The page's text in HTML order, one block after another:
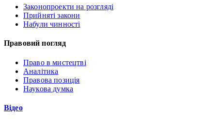
Законопроекти на розгляді
Прийняті закони
Набули чинності
Правовий погляд
Право в мистецтві
Аналітика
Правова позиція
Наукова думка
Відео